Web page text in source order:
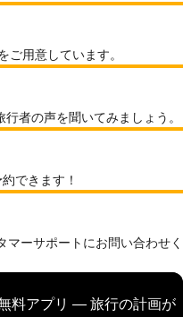
ご用意しています。
行者の声を聞いてみましょう。
できます！
ーサポートにお問い合わせく
料アプリ — 旅行の計画が